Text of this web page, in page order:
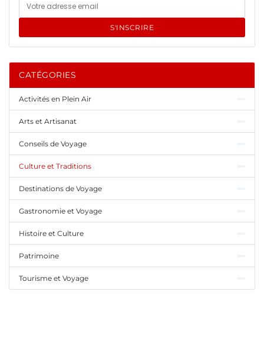
S'INSCRIRE
CATÉGORIES
Activités en Plein Air
Arts et Artisanat
Conseils de Voyage
Culture et Traditions
Destinations de Voyage
Gastronomie et Voyage
Histoire et Culture
Patrimoine
Tourisme et Voyage